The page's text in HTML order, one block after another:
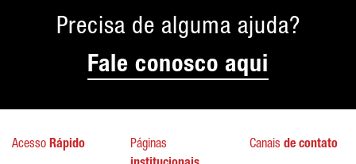
Precisa de alguma ajuda?
Fale conosco aqui
Acesso Rápido
Páginas
Canais de contato